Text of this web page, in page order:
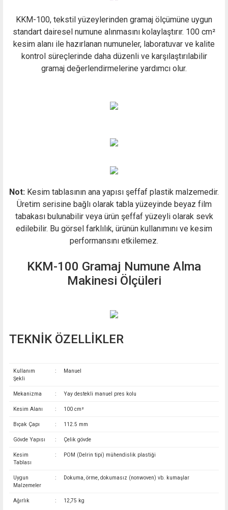
KKM-100, tekstil yüzeylerinden gramaj ölçümüne uygun
standart dairesel numune alınmasını kolaylaştırır. 100 cm²
kesim alanı ile hazırlanan numuneler, laboratuvar ve kalite
kontrol süreçlerinde daha düzenli ve karşılaştırılabilir
gramaj değerlendirmelerine yardımcı olur.
Not: Kesim tablasının ana yapısı şeffaf plastik malzemedir.
Üretim serisine bağlı olarak tabla yüzeyinde beyaz film
tabakası bulunabilir veya ürün şeffaf yüzeyli olarak sevk
edilebilir. Bu görsel farklılık, ürünün kullanımını ve kesim
performansını etkilemez.
KKM-100 Gramaj Numune Alma
Makinesi Ölçüleri
TEKNİK ÖZELLİKLER
Kullanım
Şekli
: Manuel
Mekanizma : Yay destekli manuel pres kolu
Kesim Alanı : 100 cm²
Bıçak Çapı : 112.5 mm
Gövde Yapısı : Çelik gövde
Kesim
Tablası
: POM (Delrin tipi) mühendislik plastiği
Uygun
Malzemeler
: Dokuma, örme, dokumasız (nonwoven) vb. kumaşlar
Ağırlık : 12,75 kg